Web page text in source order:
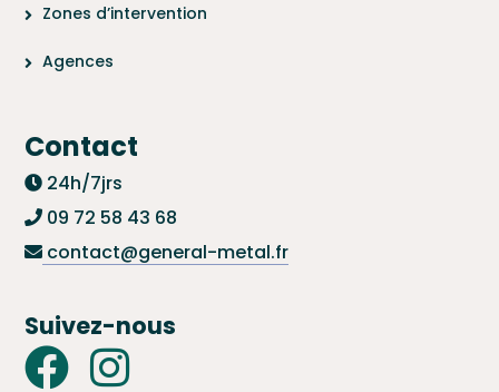
Zones d’intervention
Agences
Contact
24h/7jrs
09 72 58 43 68
contact@general-metal.fr
Suivez-nous